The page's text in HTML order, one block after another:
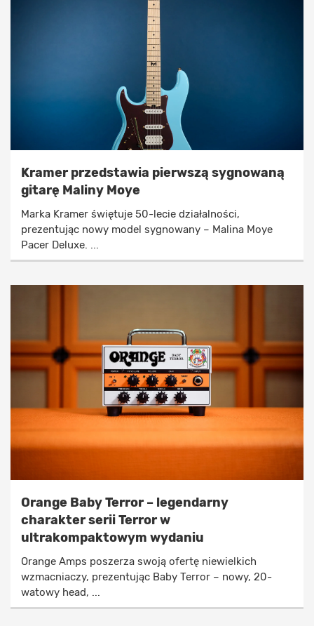
Kramer przedstawia pierwszą sygnowaną
gitarę Maliny Moye
Marka Kramer świętuje 50-lecie działalności,
prezentując nowy model sygnowany – Malina Moye
Pacer Deluxe. ...
Orange Baby Terror – legendarny
charakter serii Terror w
ultrakompaktowym wydaniu
Orange Amps poszerza swoją ofertę niewielkich
wzmacniaczy, prezentując Baby Terror – nowy, 20-
watowy head, ...